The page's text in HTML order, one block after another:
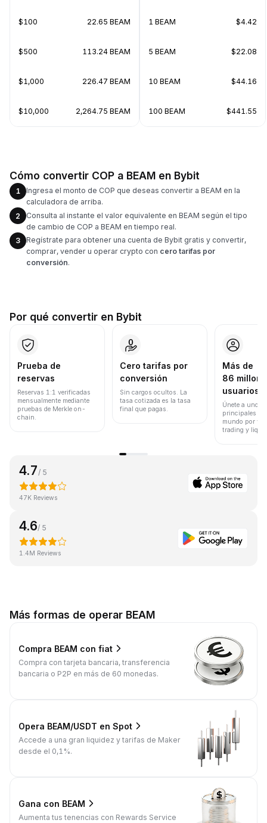
$100 22.65 BEAM
$500 113.24 BEAM
$1,000 226.47 BEAM
$10,000 2,264.75 BEAM
1 BEAM $4.42
5 BEAM $22.08
10 BEAM $44.16
100 BEAM $441.55
Cómo convertir COP a BEAM en Bybit
1
Ingresa el monto de COP que deseas convertir a BEAM en la
calculadora de arriba.
2
Consulta al instante el valor equivalente en BEAM según el tipo
de cambio de COP a BEAM en tiempo real.
3
Regístrate para obtener una cuenta de Bybit gratis y convertir,
comprar, vender u operar crypto con cero tarifas por
conversión.
Por qué convertir en Bybit
Prueba de
reservas
Reservas 1:1 verificadas
mensualmente mediante
pruebas de Merkle on-
chain.
Cero tarifas por
conversión
Sin cargos ocultos. La
tasa cotizada es la tasa
final que pagas.
Más de
86
usuarios
Únete a uno
principales
mundo por
trading y
4.7/ 5
47K Reviews
4.6/ 5
1.4M Reviews
Más formas de operar BEAM
Compra BEAM con fiat
Compra con tarjeta bancaria, transferencia
bancaria o P2P en más de 60 monedas.
Opera BEAM/USDT en Spot
Accede a una gran liquidez y tarifas de Maker
desde el 0,1%.
Gana con BEAM
Aumenta tus tenencias con Rewards Service